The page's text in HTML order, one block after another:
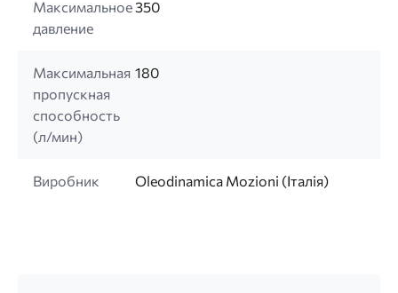
Максимальное
давление
350
Максимальная
пропускная
способность
(л/мин)
180
Виробник Oleodinamica Mozioni (Італія)